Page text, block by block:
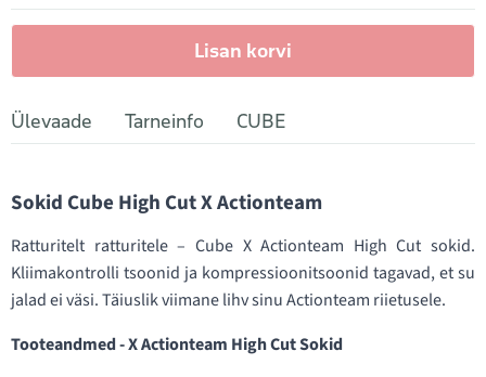
Lisan korvi
Ülevaade Tarneinfo CUBE
Sokid Cube High Cut X Actionteam
Ratturitelt ratturitele – Cube X Actionteam High Cut sokid.
Kliimakontrolli tsoonid ja kompressioonitsoonid tagavad, et su
jalad ei väsi. Täiuslik viimane lihv sinu Actionteam riietusele.
Tooteandmed - X Actionteam High Cut Sokid